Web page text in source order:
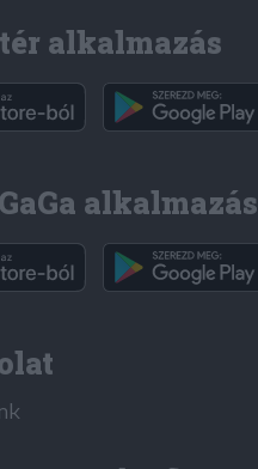
alkalmazás
alkalmazás